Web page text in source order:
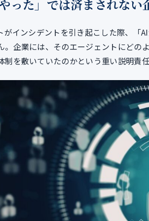
った」では済まされない
がインシデントを引き起こした際、「
。企業には、そのエージェントにどの
を敷いていたのかという重い説明責任